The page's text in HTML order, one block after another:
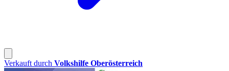
Verkauft durch Volkshilfe Oberösterreich